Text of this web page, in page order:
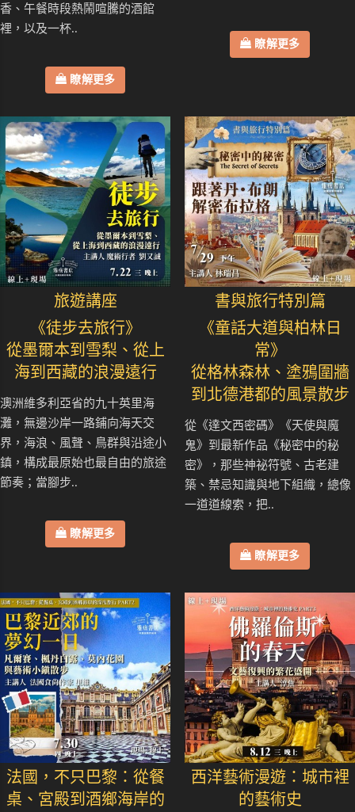
香、午餐時段熱鬧喧騰的酒館
裡，以及一杯..
瞭解更多
瞭解更多
旅遊講座
《徒步去旅行》
從墨爾本到雪梨、從上
海到西藏的浪漫遠行
澳洲維多利亞省的九十英里海
灘，無邊沙岸一路鋪向海天交
界，海浪、風聲、鳥群與沿途小
鎮，構成最原始也最自由的旅途
節奏；當腳步..
瞭解更多
書與旅行特別篇
《童話大道與柏林日
常》
從格林森林、塗鴉圍牆
到北德港都的風景散步
從《達文西密碼》《天使與魔
鬼》到最新作品《秘密中的秘
密》，那些神祕符號、古老建
築、禁忌知識與地下組織，總像
一道道線索，把..
瞭解更多
法國，不只巴黎：從餐
桌、宮殿到酒鄉海岸的
西洋藝術漫遊：城市裡
的藝術史